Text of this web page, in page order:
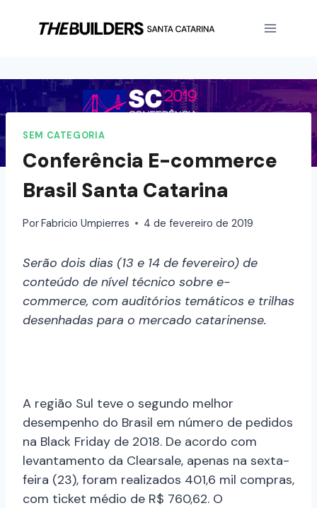
SEM CATEGORIA
Conferência E-commerce
Brasil Santa Catarina
PorFabricio Umpierres 4 de fevereiro de 2019
Serão dois dias (13 e 14 de fevereiro) de
conteúdo de nível técnico sobre e-
commerce, com auditórios temáticos e trilhas
desenhadas para o mercado catarinense.
A região Sul teve o segundo melhor
desempenho do Brasil em número de pedidos
na Black Friday de 2018. De acordo com
levantamento da Clearsale, apenas na sexta-
feira (23), foram realizados 401,6 mil compras,
com ticket médio de R$ 760,62. O